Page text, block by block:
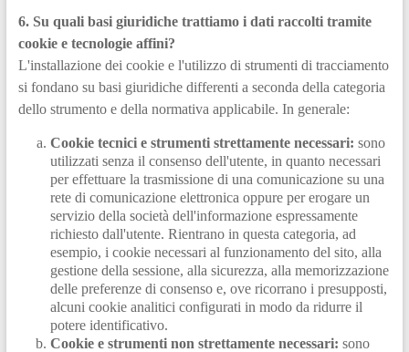
6. Su quali basi giuridiche trattiamo i dati raccolti tramite
cookie e tecnologie affini?
L'installazione dei cookie e l'utilizzo di strumenti di tracciamento
si fondano su basi giuridiche differenti a seconda della categoria
dello strumento e della normativa applicabile. In generale:
Cookie tecnici e strumenti strettamente necessari: sono
utilizzati senza il consenso dell'utente, in quanto necessari
per effettuare la trasmissione di una comunicazione su una
rete di comunicazione elettronica oppure per erogare un
servizio della società dell'informazione espressamente
richiesto dall'utente. Rientrano in questa categoria, ad
esempio, i cookie necessari al funzionamento del sito, alla
gestione della sessione, alla sicurezza, alla memorizzazione
delle preferenze di consenso e, ove ricorrano i presupposti,
alcuni cookie analitici configurati in modo da ridurre il
potere identificativo.
Cookie e strumenti non strettamente necessari: sono